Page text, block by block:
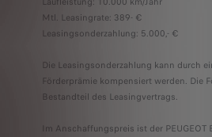
Mtl. Leasingrate: 389- €
Leasingsonderzahlung: 5.000,- €
Die Leasingsonderzahlung kann durch
Förderprämie kompensiert werden. Die
Bestandteil des Leasingvertrags.
Im Anschaffungspreis ist der PEUGEOT